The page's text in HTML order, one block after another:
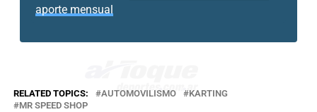
aporte mensual
RELATED TOPICS: AUTOMOVILISMO
KARTING
MR SPEED SHOP